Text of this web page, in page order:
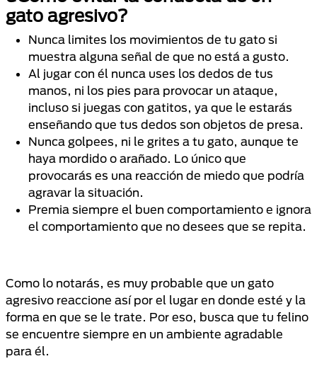
gato agresivo?
Nunca limites los movimientos de tu gato si
muestra alguna señal de que no está a gusto.
Al jugar con él nunca uses los dedos de tus
manos, ni los pies para provocar un ataque,
incluso si juegas con gatitos, ya que le estarás
enseñando que tus dedos son objetos de presa.
Nunca golpees, ni le grites a tu gato, aunque te
haya mordido o arañado. Lo único que
provocarás es una reacción de miedo que podría
agravar la situación.
Premia siempre el buen comportamiento e ignora
el comportamiento que no desees que se repita.
Como lo notarás, es muy probable que un gato
agresivo reaccione así por el lugar en donde esté y la
forma en que se le trate. Por eso, busca que tu felino
se encuentre siempre en un ambiente agradable
para él.